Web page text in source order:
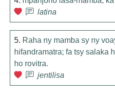
latina
5. Raha ny mamba sy ny
hifandramatra; fa tsy salaka
ho rovitra.
jentilisa